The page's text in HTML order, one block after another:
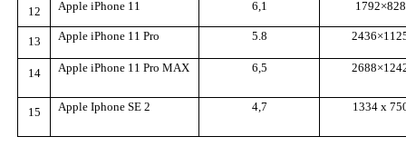
12 Apple iPhone 11 6,1 1792×828
13 Apple iPhone 11 Pro 5.8
14 Apple iPhone 11 Pro MAX 6,5
15 Apple Iphone SE 2 4,7 1334 x